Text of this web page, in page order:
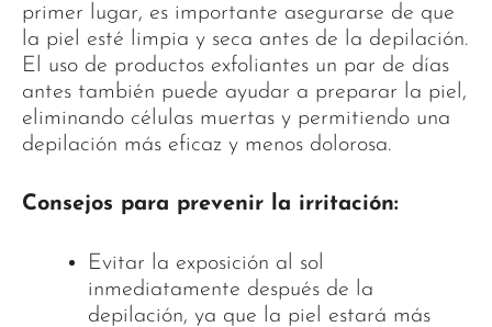
primer lugar, es importante asegurarse de que
la piel esté limpia y seca antes de la depilación.
El uso de productos exfoliantes un par de días
antes también puede ayudar a preparar la piel,
eliminando células muertas y permitiendo una
depilación más eficaz y menos dolorosa.
Consejos para prevenir la irritación:
Evitar la exposición al sol
inmediatamente después de la
depilación, ya que la piel estará más